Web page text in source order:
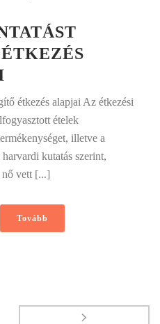
étkezés alapjai Az étkezési
ételek
illetve a
kutatás szerint,
vett [...]
Tovább